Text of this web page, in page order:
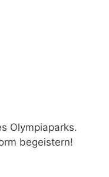
Olympiaparks.
begeistern!